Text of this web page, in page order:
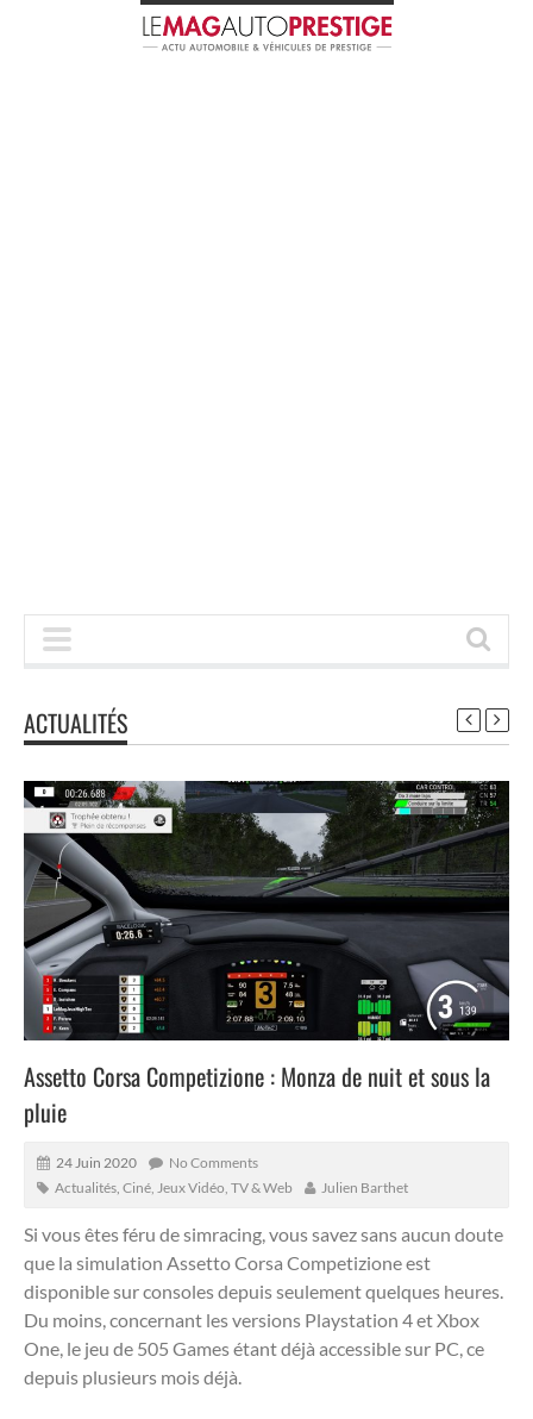
ACTUALITÉS
Assetto Corsa Competizione : Monza de nuit et sous la
pluie
24 Juin 2020
No Comments
Actualités Ciné, Jeux Vidéo, TV & Web Julien Barthet
Si vous êtes féru de simracing, vous savez sans aucun doute
que la simulation Assetto Corsa Competizione est
disponible sur consoles depuis seulement quelques heures.
Du moins, concernant les versions Playstation 4 et Xbox
One, le jeu de 505 Games étant déjà accessible sur PC, ce
depuis plusieurs mois déjà.